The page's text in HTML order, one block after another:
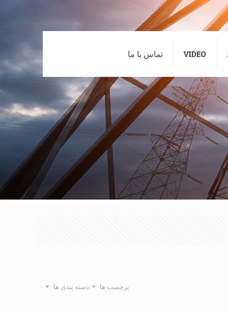
VIDEO تماس با ما
دسته بندی ها برچسب ها